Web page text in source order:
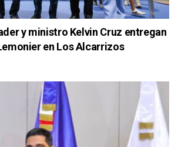
y ministro Kelvin Cruz entregan
en Los Alcarrizos